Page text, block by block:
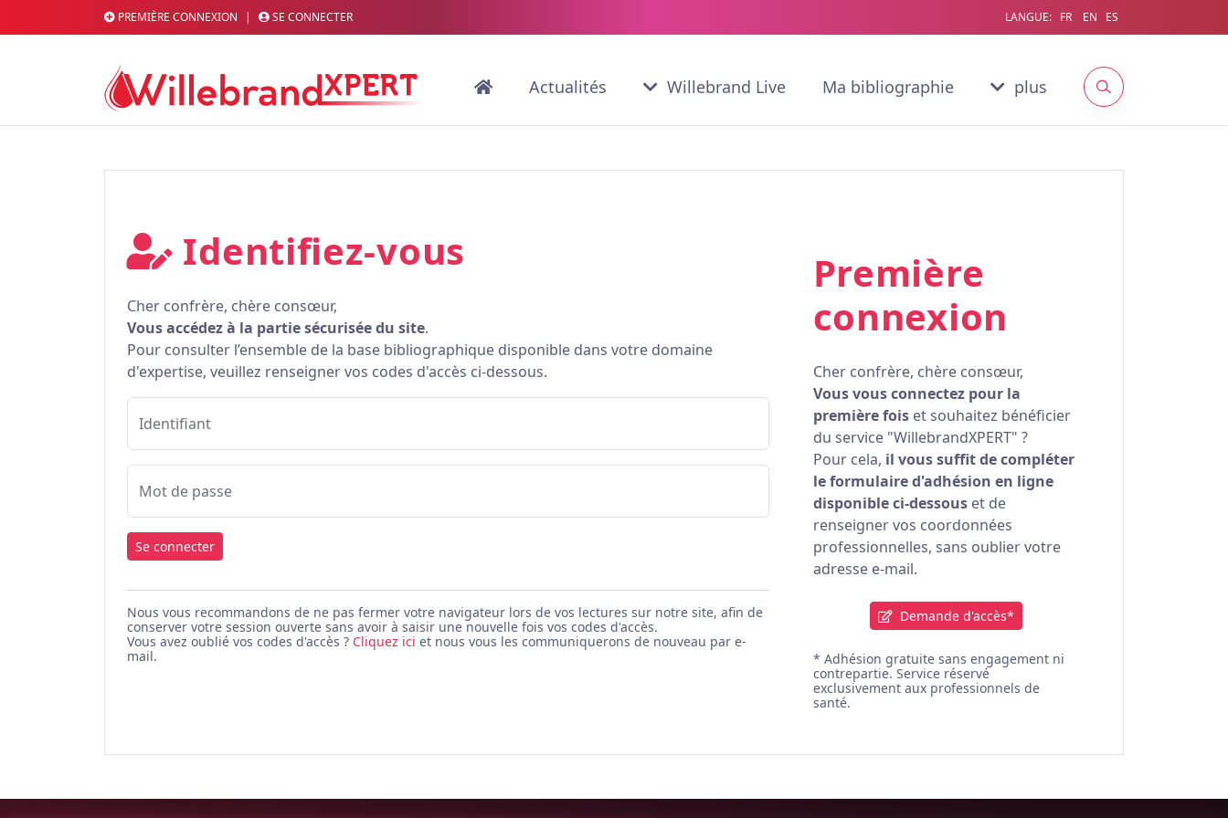
PREMIÈRE CONNEXION | SE CONNECTER LANGUE: FR EN ES
Actualités Willebrand Live Ma bibliographie plus
Identifiez-vous
Cher confrère, chère consœur,
Vous accédez à la partie sécurisée du site.
Pour consulter l’ensemble de la base bibliographique disponible dans votre domaine
d'expertise, veuillez renseigner vos codes d'accès ci-dessous.
Identifiant
Mot de passe
Se connecter
Nous vous recommandons de ne pas fermer votre navigateur lors de vos lectures sur notre site, afin de
conserver votre session ouverte sans avoir à saisir une nouvelle fois vos codes d'accès.
Vous avez oublié vos codes d'accès ? Cliquez ici et nous vous les communiquerons de nouveau par e-
mail.
Première
connexion
Cher confrère, chère consœur,
Vous vous connectez pour la
première foiset souhaitez bénéficier
du service "WillebrandXPERT" ?
Pour cela, il vous suffit de compléter
le formulaire d'adhésion en ligne
disponible ci-dessouset de
renseigner vos coordonnées
professionnelles, sans oublier votre
adresse e-mail.
Demande d'accès*
* Adhésion gratuite sans engagement ni
contrepartie. Service réservé
exclusivement aux professionnels de
santé.